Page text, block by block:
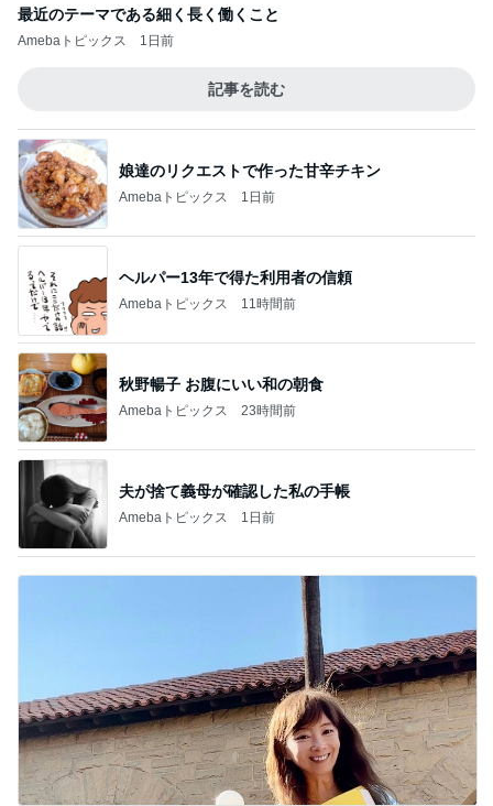
最近のテーマである細く長く働くこと
Amebaトピックス 1日前
記事を読む
娘達のリクエストで作った甘辛チキン
Amebaトピックス 1日前
ヘルパー13年で得た利用者の信頼
Amebaトピックス 11時間前
秋野暢子 お腹にいい和の朝食
Amebaトピックス 23時間前
夫が捨て義母が確認した私の手帳
Amebaトピックス 1日前